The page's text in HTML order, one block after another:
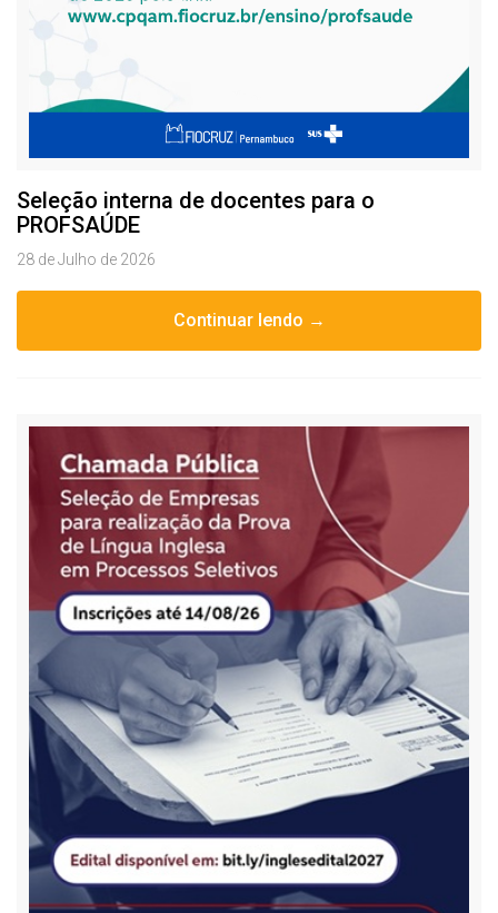
Seleção interna de docentes para o
PROFSAÚDE
28 de Julho de 2026
Continuar lendo →